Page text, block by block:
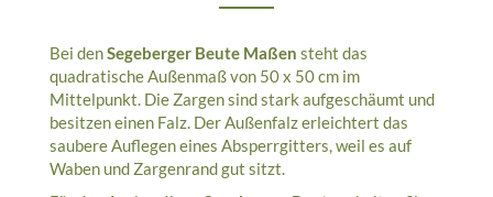
Bei denSegeberger Beute Maßen steht das
quadratische Außenmaß von 50 x 50 cm im
Mittelpunkt. Die Zargen sind stark aufgeschäumt und
besitzen einen Falz. Der Außenfalz erleichtert das
saubere Auflegen eines Absperrgitters, weil es auf
Waben und Zargenrand gut sitzt.